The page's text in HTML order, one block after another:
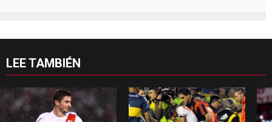
LEE TAMBIÉN